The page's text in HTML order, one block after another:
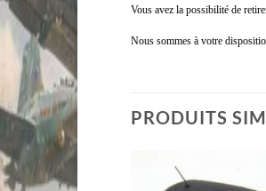
Vous avez la possibilité de
Nous sommes à votre
PRODUITS